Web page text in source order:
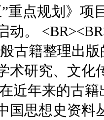
重点规划》项
动。
古籍整理出
术研究、文
近年来的古
国思想史资料